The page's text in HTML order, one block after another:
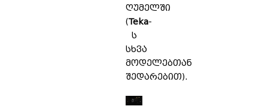
ღუმელში
(Teka-
ს
სხვა
მოდელებთან
შედარებით).